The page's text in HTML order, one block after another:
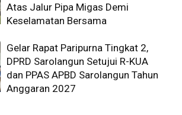
Atas Jalur Pipa Migas Demi
Keselamatan Bersama
Gelar Rapat Paripurna Tingkat 2,
DPRD Sarolangun Setujui R-KUA
dan PPAS APBD Sarolangun Tahun
Anggaran 2027